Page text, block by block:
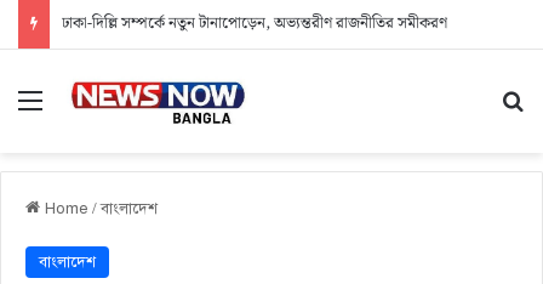
ঢাকা-দিল্লি সম্পর্কে নতুন টানাপোড়েন, অভ্যন্তরীণ রাজনীতির সমীকরণ
Menu
Home /বাংলাদেশ
বাংলাদেশ